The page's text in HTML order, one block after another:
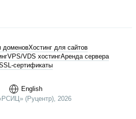
English
(Руцентр), 2026
доменовХостинг для сайтов
VPS/VDS хостингАренда сервера
сертификаты